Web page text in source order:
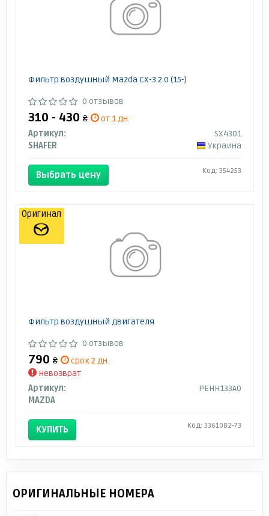
Фильтр воздушный Mazda CX-3 2.0 (15-)
0 отзывов
310 - 430 ₴
от 1 дн.
Артикул:
SX4301
SHAFER
Украина
Выбрать цену Код: 354253
Фильтр воздушный двигателя
0 отзывов
790 ₴
срок 2 дн.
Невозврат
Артикул:
PEHH133A0
MAZDA
КУПИТЬ Код: 3361082-73
Оригинал
ОРИГИНАЛЬНЫЕ НОМЕРА